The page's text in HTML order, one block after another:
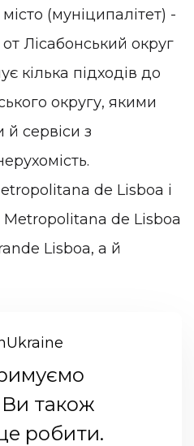
(муніципалітет) -
Лісабонський округ
кілька підходів до
округу, якими
й сервіси з
de Lisboa і
Metropolitana de Lisboa
Lisboa, а й
Ви також
робити.